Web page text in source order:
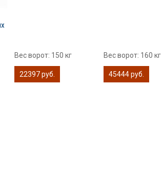
Вес ворот: 150 кг
22397 руб.
Вес ворот: 160 кг
45444 руб.